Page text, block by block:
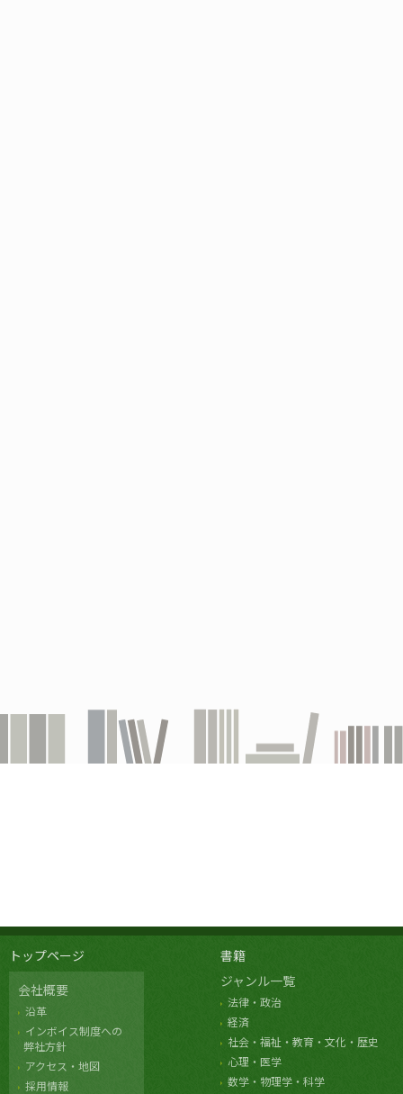
トップページ
会社概要
沿革
インボイス制度への
弊社方針
アクセス・地図
採用情報
書籍
ジャンル一覧
法律・政治
経済
社会・福祉・教育・文化・歴史
心理・医学
数学・物理学・科学